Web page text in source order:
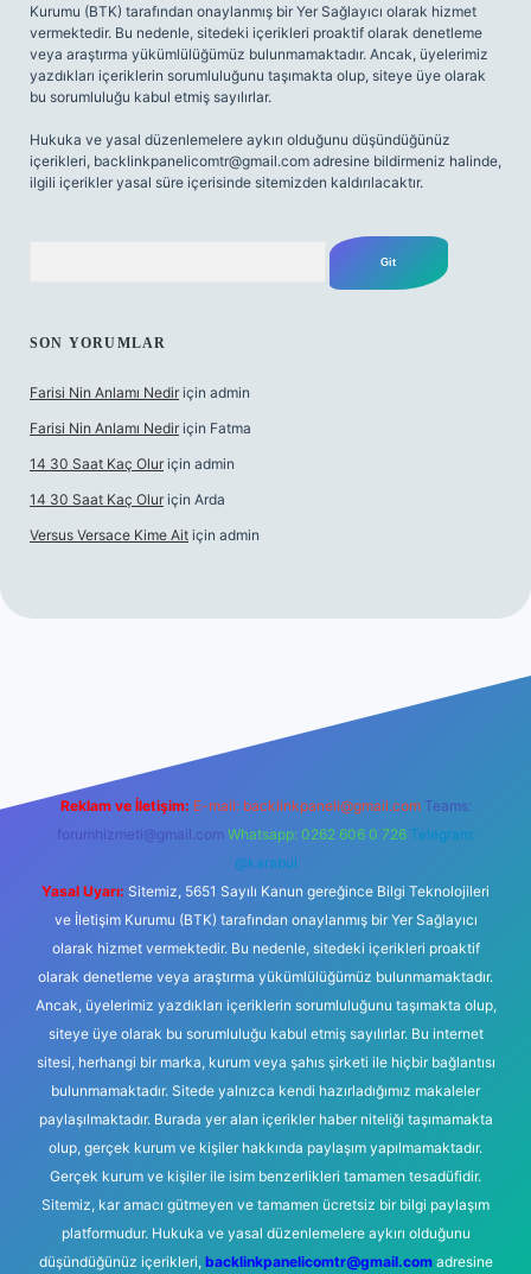
Kurumu (BTK) tarafından onaylanmış bir Yer Sağlayıcı olarak hizmet
vermektedir. Bu nedenle, sitedeki içerikleri proaktif olarak denetleme
veya araştırma yükümlülüğümüz bulunmamaktadır. Ancak, üyelerimiz
yazdıkları içeriklerin sorumluluğunu taşımakta olup, siteye üye olarak
bu sorumluluğu kabul etmiş sayılırlar.
Hukuka ve yasal düzenlemelere aykırı olduğunu düşündüğünüz
içerikleri, backlinkpanelicomtr@gmail.com adresine bildirmeniz halinde,
ilgili içerikler yasal süre içerisinde sitemizden kaldırılacaktır.
SON YORUMLAR
Farisi Nin Anlamı Nedir için admin
Farisi Nin Anlamı Nedir için Fatma
14 30 Saat Kaç Olur için admin
14 30 Saat Kaç Olur için Arda
Versus Versace Kime Ait için admin
Reklam ve İletişim: E-mail: backlinkpaneli@gmail.com Teams:
forumhizmeti@gmail.com Whatsapp: 0262 606 0 726 Telegram:
@karabul
Yasal Uyarı: Sitemiz, 5651 Sayılı Kanun gereğince Bilgi Teknolojileri
ve İletişim Kurumu (BTK) tarafından onaylanmış bir Yer Sağlayıcı
olarak hizmet vermektedir. Bu nedenle, sitedeki içerikleri proaktif
olarak denetleme veya araştırma yükümlülüğümüz bulunmamaktadır.
Ancak, üyelerimiz yazdıkları içeriklerin sorumluluğunu taşımakta olup,
siteye üye olarak bu sorumluluğu kabul etmiş sayılırlar. Bu internet
sitesi, herhangi bir marka, kurum veya şahıs şirketi ile hiçbir bağlantısı
bulunmamaktadır. Sitede yalnızca kendi hazırladığımız makaleler
paylaşılmaktadır. Burada yer alan içerikler haber niteliği taşımamakta
olup, gerçek kurum ve kişiler hakkında paylaşım yapılmamaktadır.
Gerçek kurum ve kişiler ile isim benzerlikleri tamamen tesadüfidir.
Sitemiz, kar amacı gütmeyen ve tamamen ücretsiz bir bilgi paylaşım
platformudur. Hukuka ve yasal düzenlemelere aykırı olduğunu
düşündüğünüz içerikleri, backlinkpanelicomtr@gmail.comadresine